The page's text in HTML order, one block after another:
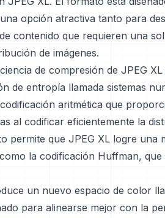
opción atractiva tanto para
contenido que requieren una
de imágenes.
de compresión de JPEG
de entropía llamada sistemas
aritmética que
al codificar eficientemente la
permite que JPEG XL logre una
la codificación Huffman,
un nuevo espacio de color
para alinearse mejor con la